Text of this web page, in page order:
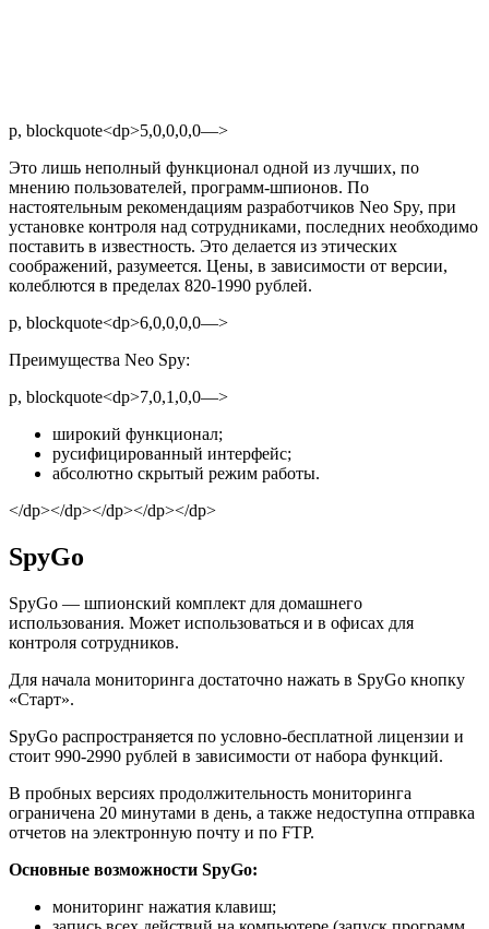
p, blockquote<dp>5,0,0,0,0—>
Это лишь неполный функционал одной из лучших, по
мнению пользователей, программ-шпионов. По
настоятельным рекомендациям разработчиков Neo Spy, при
установке контроля над сотрудниками, последних необходимо
поставить в известность. Это делается из этических
соображений, разумеется. Цены, в зависимости от версии,
колеблются в пределах 820-1990 рублей.
p, blockquote<dp>6,0,0,0,0—>
Преимущества Neo Spy:
p, blockquote<dp>7,0,1,0,0—>
широкий функционал;
русифицированный интерфейс;
абсолютно скрытый режим работы.
</dp></dp></dp></dp></dp>
SpyGo
SpyGo — шпионский комплект для домашнего
использования. Может использоваться и в офисах для
контроля сотрудников.
Для начала мониторинга достаточно нажать в SpyGo кнопку
«Старт».
SpyGo распространяется по условно-бесплатной лицензии и
стоит 990-2990 рублей в зависимости от набора функций.
В пробных версиях продолжительность мониторинга
ограничена 20 минутами в день, а также недоступна отправка
отчетов на электронную почту и по FTP.
Основные возможности SpyGo:
мониторинг нажатия клавиш;